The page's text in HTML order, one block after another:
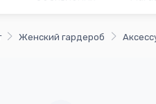
Женский гардероб